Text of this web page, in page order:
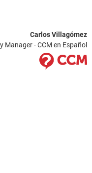
Carlos Villagómez
Manager - CCM en Español